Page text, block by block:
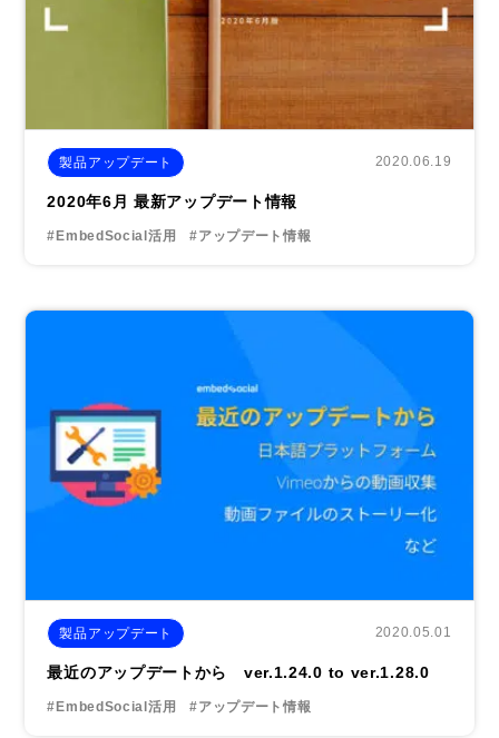
製品アップデート 2020.06.19
2020年6月 最新アップデート情報
#EmbedSocial活用 #アップデート情報
製品アップデート 2020.05.01
最近のアップデートから ver.1.24.0 to ver.1.28.0
#EmbedSocial活用 #アップデート情報